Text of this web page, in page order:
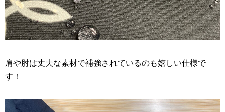
肩や肘は丈夫な素材で補強されているのも嬉しい仕様で
す！